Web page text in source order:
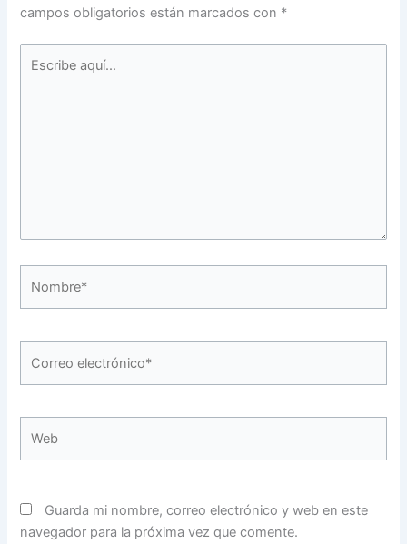
campos obligatorios están marcados con *
aquí...
electrónico*
Guarda mi nombre, correo electrónico y web en este
navegador para la próxima vez que comente.